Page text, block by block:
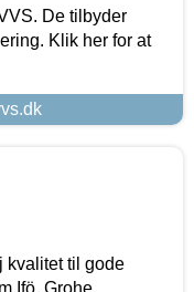
De tilbyder
Klik her for at
kvalitet til gode
Ifö, Grohe,